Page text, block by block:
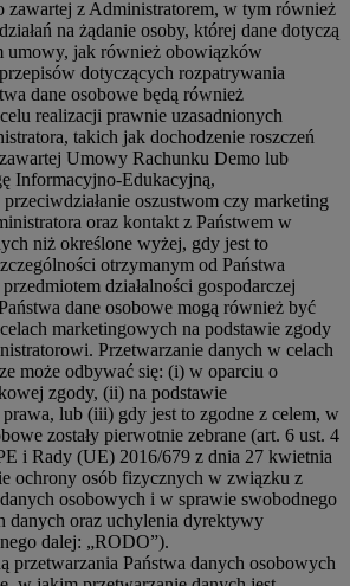
zawartej z Administratorem, w tym również
na żądanie osoby, której dane dotyczą
umowy, jak również obowiązków
dotyczących rozpatrywania
dane osobowe będą również
realizacji prawnie uzasadnionych
takich jak dochodzenie roszczeń
Umowy Rachunku Demo lub
Informacyjno-Edukacyjną,
oszustwom czy marketing
oraz kontakt z Państwem w
niż określone wyżej, gdy jest to
otrzymanym od Państwa
działalności gospodarczej
dane osobowe mogą również być
marketingowych na podstawie zgody
Przetwarzanie danych w celach
może odbywać się: (i) w oparciu o
zgody, (ii) na podstawie
lub (iii) gdy jest to zgodne z celem, w
zostały pierwotnie zebrane (art. 6 ust. 4
i Rady (UE) 2016/679 z dnia 27 kwietnia
ochrony osób fizycznych w związku z
osobowych i w sprawie swobodnego
danych oraz uchylenia dyrektywy
dalej: „RODO”).
przetwarzania Państwa danych osobowych